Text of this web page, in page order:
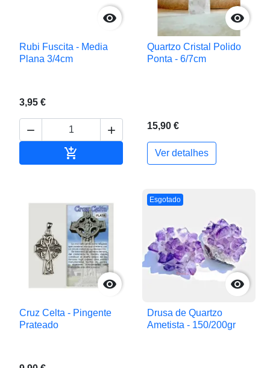

Rubi Fuscita - Media
Plana 3/4cm
3,95 €
 
 Adicionar ao carrinho

Quartzo Cristal Polido
Ponta - 6/7cm
15,90 €
Ver detalhes

Cruz Celta - Pingente
Prateado
Esgotado

Drusa de Quartzo
Ametista - 150/200gr